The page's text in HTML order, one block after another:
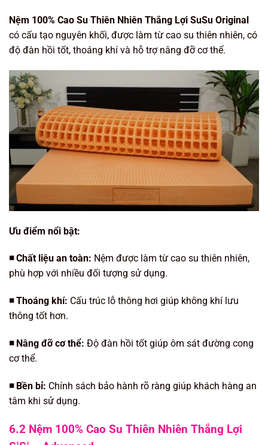
Nệm 100% Cao Su Thiên Nhiên Thắng Lợi SuSu Original
có cấu tạo nguyên khối, được làm từ cao su thiên nhiên, có
độ đàn hồi tốt, thoáng khí và hỗ trợ nâng đỡ cơ thể.
Ưu điểm nổi bật:
◾️ Chất liệu an toàn: Nệm được làm từ cao su thiên nhiên,
phù hợp với nhiều đối tượng sử dụng.
◾️ Thoáng khí: Cấu trúc lỗ thông hơi giúp không khí lưu
thông tốt hơn.
◾️ Nâng đỡ cơ thể: Độ đàn hồi tốt giúp ôm sát đường cong
cơ thể.
◾️ Bền bỉ: Chính sách bảo hành rõ ràng giúp khách hàng an
tâm khi sử dụng.
6.2 Nệm 100% Cao Su Thiên Nhiên Thắng Lợi